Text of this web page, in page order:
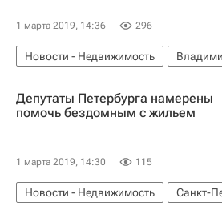
1 марта 2019, 14:36 296
Новости - Недвижимость
Россети
Павел Ливинский
Депутаты Петербурга намерены
помочь бездомным с жильем
1 марта 2019, 14:30 115
Новости - Недвижимость
Санкт-